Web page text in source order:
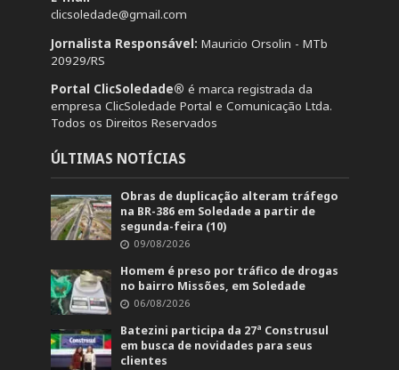
clicsoledade@gmail.com
Jornalista Responsável: Mauricio Orsolin - MTb
20929/RS
Portal ClicSoledade® é marca registrada da
empresa ClicSoledade Portal e Comunicação Ltda.
Todos os Direitos Reservados
ÚLTIMAS NOTÍCIAS
Obras de duplicação alteram tráfego
na BR-386 em Soledade a partir de
segunda-feira (10)
09/08/2026
Homem é preso por tráfico de drogas
no bairro Missões, em Soledade
06/08/2026
Batezini participa da 27ª Construsul
em busca de novidades para seus
clientes